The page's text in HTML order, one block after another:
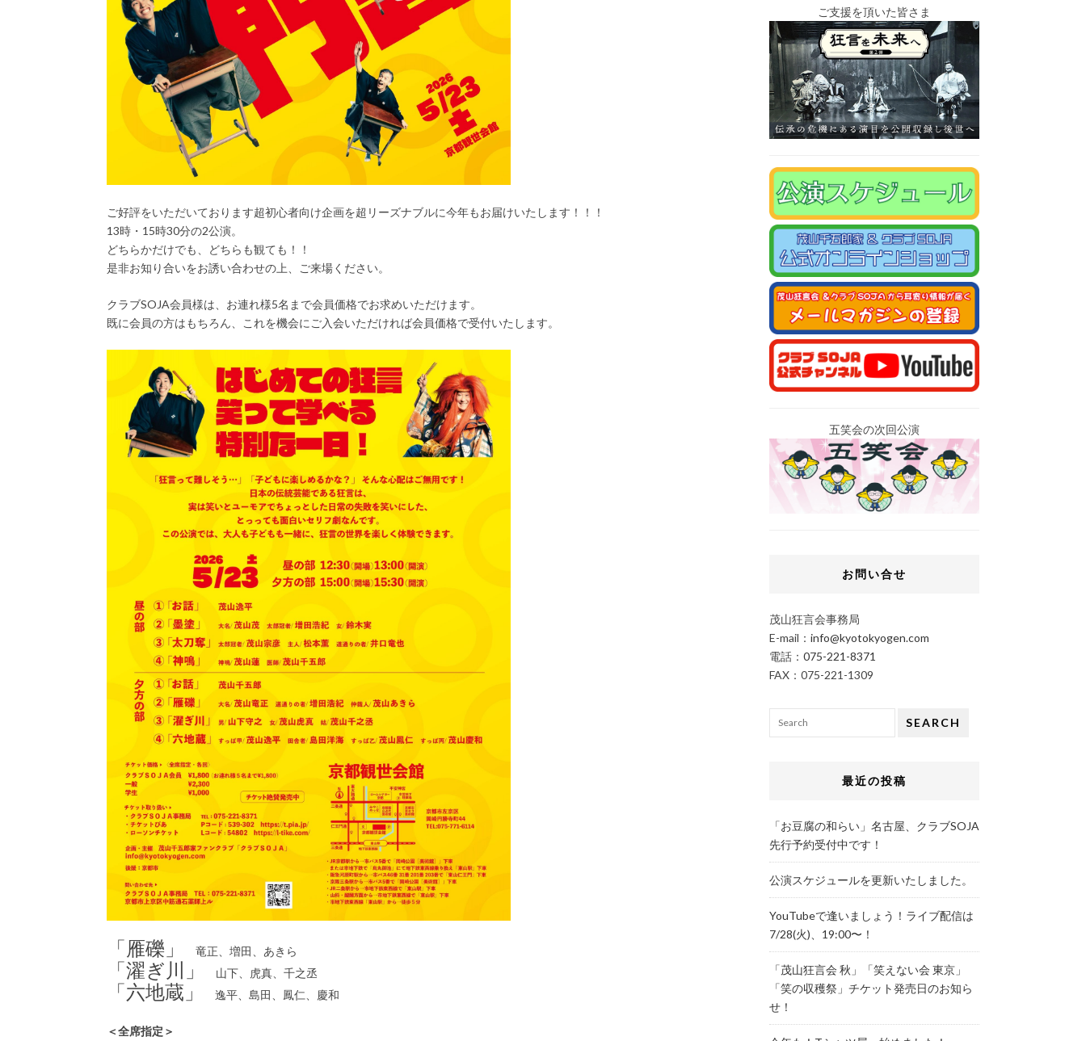
ご好評をいただいております超初心者向け企画を超リーズナブルに今年もお届けいたします！！！
13時・15時30分の2公演。
どちらかだけでも、どちらも観ても！！
是非お知り合いをお誘い合わせの上、ご来場ください。
クラブSOJA会員様は、お連れ様5名まで会員価格でお求めいただけます。
既に会員の方はもちろん、これを機会にご入会いただければ会員価格で受付いたします。
「雁礫」 竜正、増田、あきら
「濯ぎ川」 山下、虎真、千之丞
「六地蔵」 逸平、島田、鳳仁、慶和
＜全席指定＞
ご支援を頂いた皆さま
五笑会の次回公演
お問い合せ
茂山狂言会事務局
E-mail： info@kyotokyogen.com
電話： 075-221-8371
FAX：075-221-1309
SEARCH
最近の投稿
「お豆腐の和らい」名古屋、クラブSOJA
先行予約受付中です！
公演スケジュールを更新いたしました。
YouTubeで逢いましょう！ライブ配信は
7/28(火)、19:00〜！
「茂山狂言会 秋」「笑えない会 東京」
「笑の収穫祭」チケット発売日のお知ら
せ！